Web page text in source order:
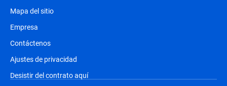
Mapa del sitio
Empresa
Contáctenos
Ajustes de privacidad
Desistir del contrato aquí